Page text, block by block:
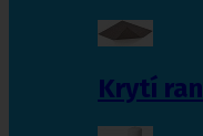
Krytí ran